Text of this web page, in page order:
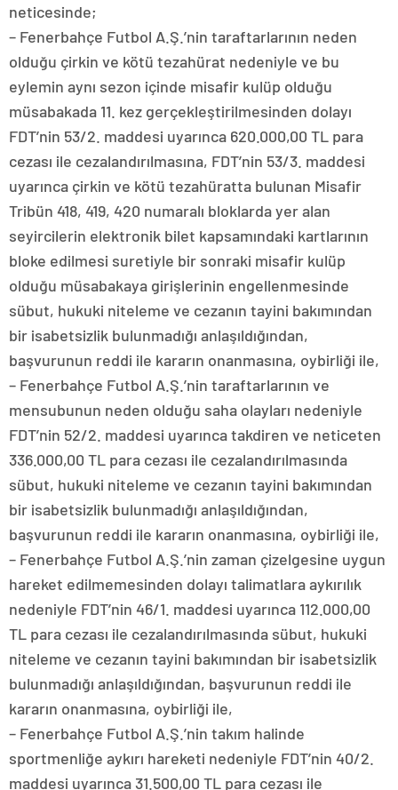
neticesinde;
– Fenerbahçe Futbol A.Ş.’nin taraftarlarının neden
olduğu çirkin ve kötü tezahürat nedeniyle ve bu
eylemin aynı sezon içinde misafir kulüp olduğu
müsabakada 11. kez gerçekleştirilmesinden dolayı
FDT’nin 53/2. maddesi uyarınca 620.000,00 TL para
cezası ile cezalandırılmasına, FDT’nin 53/3. maddesi
uyarınca çirkin ve kötü tezahüratta bulunan Misafir
Tribün 418, 419, 420 numaralı bloklarda yer alan
seyircilerin elektronik bilet kapsamındaki kartlarının
bloke edilmesi suretiyle bir sonraki misafir kulüp
olduğu müsabakaya girişlerinin engellenmesinde
sübut, hukuki niteleme ve cezanın tayini bakımından
bir isabetsizlik bulunmadığı anlaşıldığından,
başvurunun reddi ile kararın onanmasına, oybirliği ile,
– Fenerbahçe Futbol A.Ş.’nin taraftarlarının ve
mensubunun neden olduğu saha olayları nedeniyle
FDT’nin 52/2. maddesi uyarınca takdiren ve neticeten
336.000,00 TL para cezası ile cezalandırılmasında
sübut, hukuki niteleme ve cezanın tayini bakımından
bir isabetsizlik bulunmadığı anlaşıldığından,
başvurunun reddi ile kararın onanmasına, oybirliği ile,
– Fenerbahçe Futbol A.Ş.’nin zaman çizelgesine uygun
hareket edilmemesinden dolayı talimatlara aykırılık
nedeniyle FDT’nin 46/1. maddesi uyarınca 112.000,00
TL para cezası ile cezalandırılmasında sübut, hukuki
niteleme ve cezanın tayini bakımından bir isabetsizlik
bulunmadığı anlaşıldığından, başvurunun reddi ile
kararın onanmasına, oybirliği ile,
– Fenerbahçe Futbol A.Ş.’nin takım halinde
sportmenliğe aykırı hareketi nedeniyle FDT’nin 40/2.
maddesi uyarınca 31.500,00 TL para cezası ile